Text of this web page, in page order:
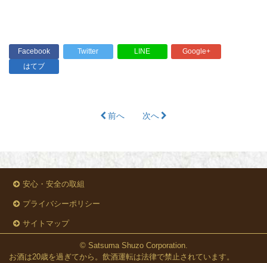
Facebook Twitter LINE
Google+
はてブ
前へ 次へ
安心・安全の取組
プライバシーポリシー
サイトマップ
© Satsuma Shuzo Corporation.
お酒は20歳を過ぎてから。飲酒運転は法律で禁止されています。